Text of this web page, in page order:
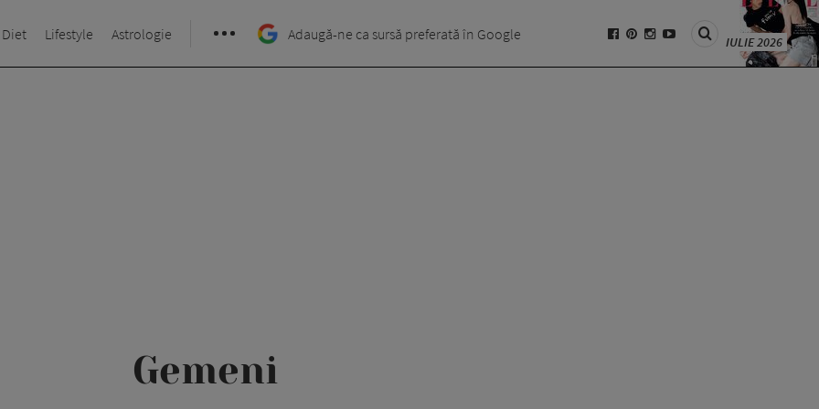
Diet Lifestyle Astrologie Adaugă-ne ca sursă preferată în Google IULIE 2026
Gemeni